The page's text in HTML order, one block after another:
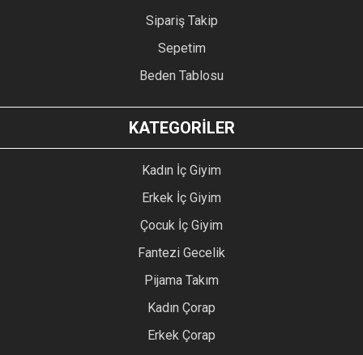
Sipariş Takip
Sepetim
Beden Tablosu
KATEGORİLER
Kadın İç Giyim
Erkek İç Giyim
Çocuk İç Giyim
Fantezi Gecelik
Pijama Takım
Kadın Çorap
Erkek Çorap